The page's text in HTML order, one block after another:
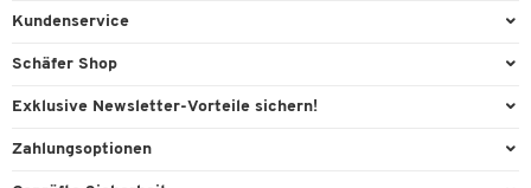
Büroausstattung
Reinigung & Hygiene
Kundenservice
Direktbestellung
Lieferinformationen
Schäfer Shop
AGB
Exklusive Newsletter-Vorteile sichern!
Willkommensgeschenk
Zahlungsoptionen
Paypal